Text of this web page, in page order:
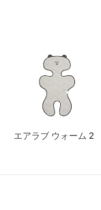
エアラブ ウォーム 2